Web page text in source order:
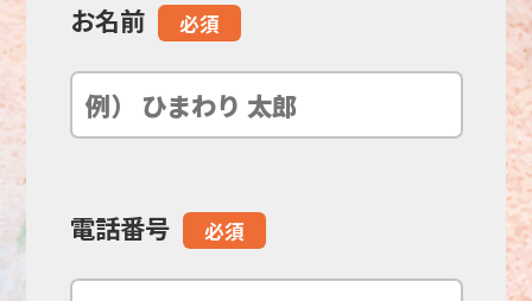
こ
の
フ
お名前 必須
電話番号 必須